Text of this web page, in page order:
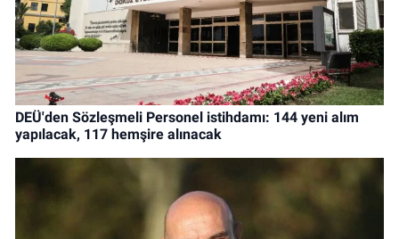
DEÜ'den Sözleşmeli Personel istihdamı: 144 yeni alım
yapılacak, 117 hemşire alınacak